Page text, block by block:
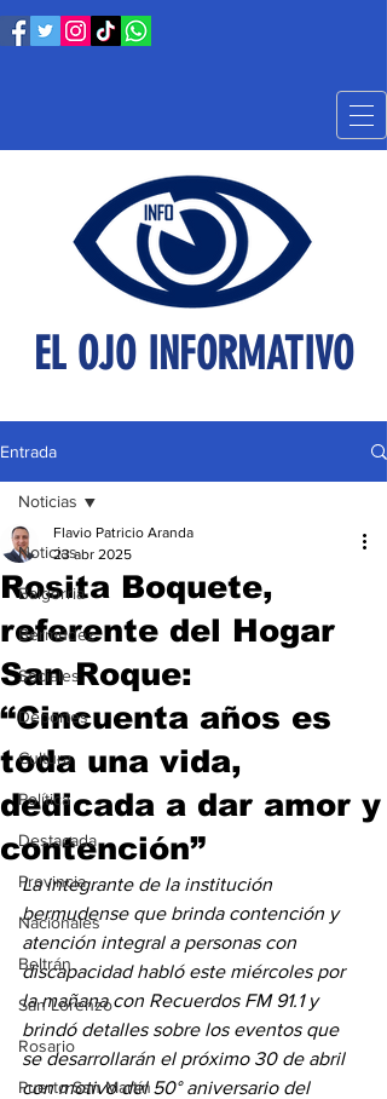
EL OJO INFORMATIVO
Entrada
Noticias
Baigorria
Bermúdez
Sociales
Deportes
Cultura
Política
Destacada
Provincia
Nacionales
Beltrán
San Lorenzo
Rosario
Puerto San Martín
Noticias
Rosita Boquete,
referente del Hogar
San Roque:
“Cincuenta años es
toda una vida,
dedicada a dar amor y
contención”
Flavio Patricio Aranda
23 abr 2025
La integrante de la institución
bermudense que brinda contención y
atención integral a personas con
discapacidad habló este miércoles por
la mañana con Recuerdos FM 91.1 y
brindó detalles sobre los eventos que
se desarrollarán el próximo 30 de abril
con motivo del 50° aniversario del